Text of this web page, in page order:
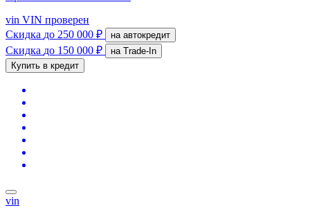
vin VIN проверен
Скидка до 250 000 ₽ на автокредит
Скидка до 150 000 ₽
на Trade-In
Купить в кредит
vin